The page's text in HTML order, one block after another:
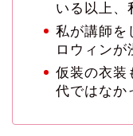
いる以上、
私が講師を
ロウィンが
仮装の衣装
代ではな